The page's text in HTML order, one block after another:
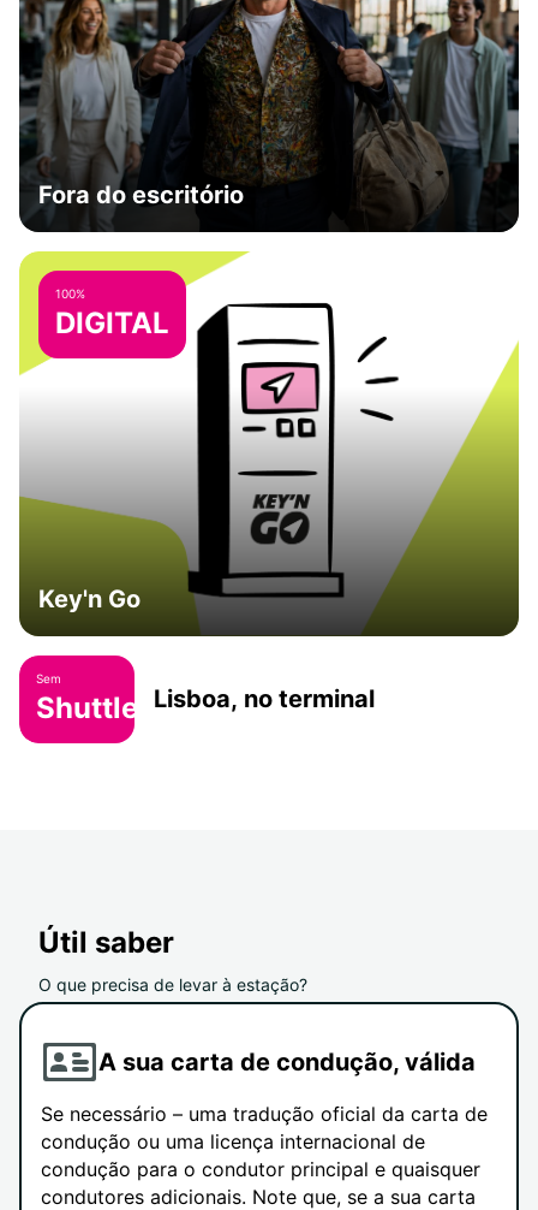
Fora do escritório
100%
DIGITAL
Key'n Go
Sem
Shuttle Lisboa, no terminal
Útil saber
O que precisa de levar à estação?
A sua carta de condução, válida
Se necessário – uma tradução oficial da carta de
condução ou uma licença internacional de
condução para o condutor principal e quaisquer
condutores adicionais. Note que, se a sua carta